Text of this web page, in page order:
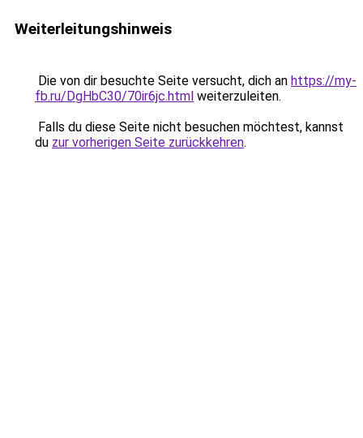
Weiterleitungshinweis
Die von dir besuchte Seite versucht, dich an https://my-
fb.ru/DgHbC30/70ir6jc.html weiterzuleiten.
Falls du diese Seite nicht besuchen möchtest, kannst
du zur vorherigen Seite zurückkehren.